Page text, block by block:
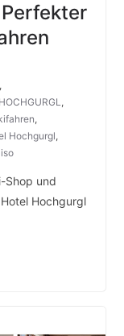
HOCHGURGL,
,
Hochgurgl,
Shop und
Hochgurgl